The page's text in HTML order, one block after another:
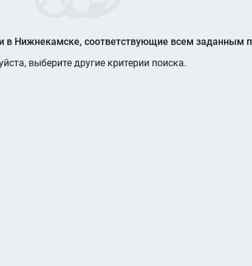
в Нижнекамске, соответствующие всем заданным
выберите другие критерии поиска.